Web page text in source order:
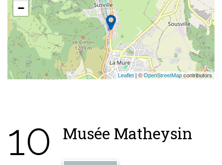
−
Leaflet | ©OpenStreetMapcontributors
10 Musée Matheysin